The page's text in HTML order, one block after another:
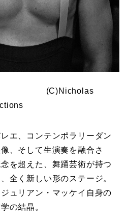
ケイ (C)Nicholas
エ、コンテンポラリーダン
、そして生演奏を融合さ
を超えた、舞踊芸術が持つ
全く新しい形のステージ。
ュリアン・マッケイ自身の
の結晶。